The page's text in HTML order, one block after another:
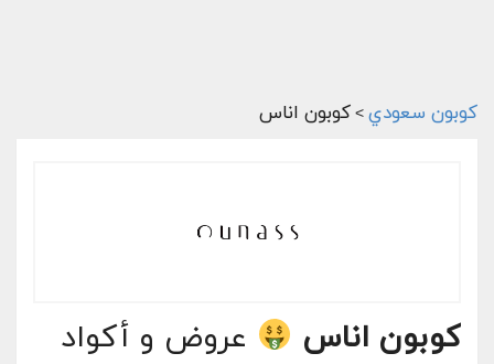
كوبون سعودي > كوبون اناس
كوبون اناس
عروض و أكواد